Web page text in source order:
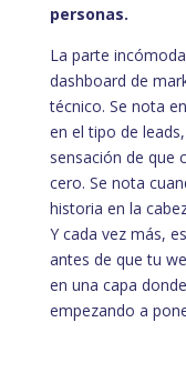
personas.
La parte
dashboard de
técnico. Se nota
en el tipo de
sensación de que
cero. Se nota
historia en la
Y cada vez más,
antes de que tu
en una capa
empezando a